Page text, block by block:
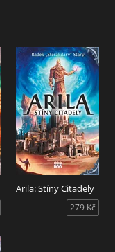
Arila: Stíny Citadely
279 Kč